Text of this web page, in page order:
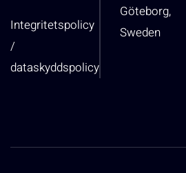
Integritetspolicy
/
dataskyddspolicy
Göteborg,
Sweden